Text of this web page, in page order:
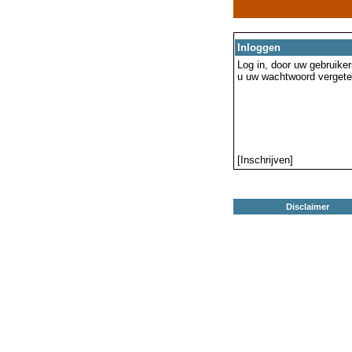
Inloggen
Log in, door uw
u uw wachtwoord
[Inschrijven]
Disclaimer